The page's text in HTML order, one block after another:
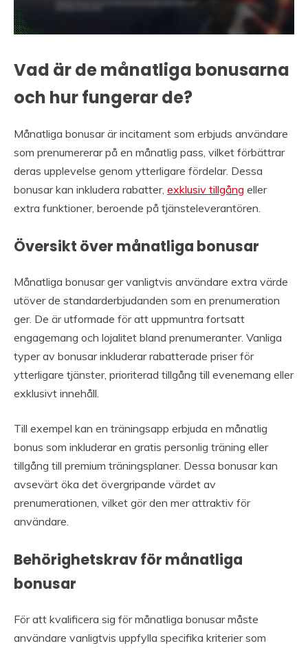
Vad är de månatliga bonusarna
och hur fungerar de?
Månatliga bonusar är incitament som erbjuds användare
som prenumererar på en månatlig pass, vilket förbättrar
deras upplevelse genom ytterligare fördelar. Dessa
bonusar kan inkludera rabatter, exklusiv tillgång eller
extra funktioner, beroende på tjänsteleverantören.
Översikt över månatliga bonusar
Månatliga bonusar ger vanligtvis användare extra värde
utöver de standarderbjudanden som en prenumeration
ger. De är utformade för att uppmuntra fortsatt
engagemang och lojalitet bland prenumeranter. Vanliga
typer av bonusar inkluderar rabatterade priser för
ytterligare tjänster, prioriterad tillgång till evenemang eller
exklusivt innehåll.
Till exempel kan en träningsapp erbjuda en månatlig
bonus som inkluderar en gratis personlig träning eller
tillgång till premium träningsplaner. Dessa bonusar kan
avsevärt öka det övergripande värdet av
prenumerationen, vilket gör den mer attraktiv för
användare.
Behörighetskrav för månatliga
bonusar
För att kvalificera sig för månatliga bonusar måste
användare vanligtvis uppfylla specifika kriterier som